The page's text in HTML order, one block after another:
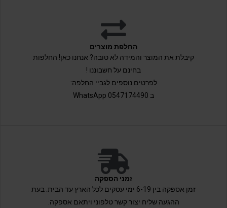
החלפת מוצרים
קיבלת את המוצר והמידה לא טובה? אנחנו כאן! החלפות
בחינם על חשבוננו !
לפרטים נוספים לגביי החלפה:
ב 0547174490 WhatsApp
זמני הספקה
זמן אספקה בין 6-19 ימי עסקים לכל הארץ עד הבית. בעת
ההגעה שליח יצור קשר טלפוני ויתאם אספקה.